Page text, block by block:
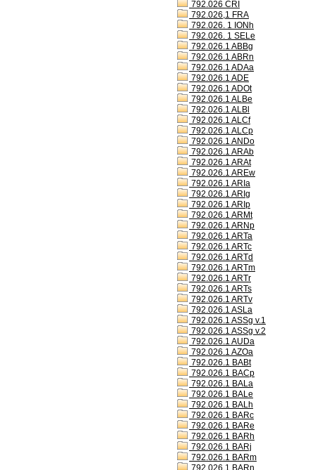
792.026 CRI
792.026,1 FRA
792.026. 1 IONh
792.026. 1 SELe
792.026.1 ABBg
792.026.1 ABRn
792.026.1 ADAa
792.026.1 ADE
792.026.1 ADOt
792.026.1 ALBe
792.026.1 ALBl
792.026.1 ALCf
792.026.1 ALCp
792.026.1 ANDo
792.026.1 ARAb
792.026.1 ARAt
792.026.1 AREw
792.026.1 ARIa
792.026.1 ARIg
792.026.1 ARIp
792.026.1 ARMt
792.026.1 ARNp
792.026.1 ARTa
792.026.1 ARTc
792.026.1 ARTd
792.026.1 ARTm
792.026.1 ARTr
792.026.1 ARTs
792.026.1 ARTv
792.026.1 ASLa
792.026.1 ASSg v.1
792.026.1 ASSg v.2
792.026.1 AUDa
792.026.1 AZOa
792.026.1 BABt
792.026.1 BACp
792.026.1 BALa
792.026.1 BALe
792.026.1 BALh
792.026.1 BARc
792.026.1 BARe
792.026.1 BARh
792.026.1 BARj
792.026.1 BARm
792.026.1 BARn